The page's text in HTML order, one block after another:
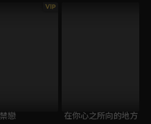
VIP
戀 在你心之所向的地方